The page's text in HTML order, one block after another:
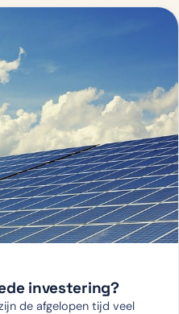
investering?
de afgelopen tijd veel